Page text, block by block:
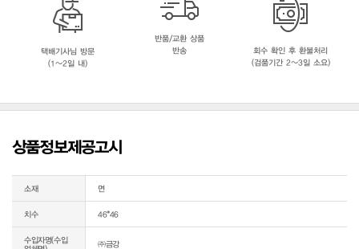
택배기사님 방문
(1~2일 내)
반품/교환 상품
반송
회수 확인 후 환불처리
(검품기간 2~3일 소요)
상품정보제공고시
소재 면
치수 46*46
수입자명(수입
㈜금강